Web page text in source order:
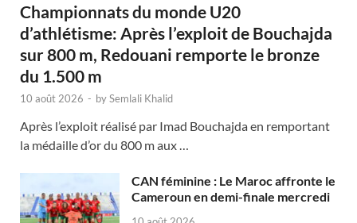
Championnats du monde U20
d’athlétisme: Après l’exploit de Bouchajda
sur 800 m, Redouani remporte le bronze
du 1.500 m
10 août 2026 - bySemlali Khalid
Après l’exploit réalisé par Imad Bouchajda en remportant
la médaille d’or du 800 m aux …
CAN féminine : Le Maroc affronte le
Cameroun en demi-finale mercredi